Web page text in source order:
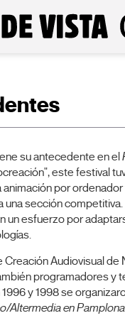
su antecedente en el
este festival
animación por
una sección
un esfuerzo por
Creación Audiovisual
programadores y
y 1998 se
Altermedia en Pamplona